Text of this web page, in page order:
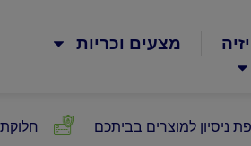
מצעים וכריות
ניסיון למוצרים בביתכם